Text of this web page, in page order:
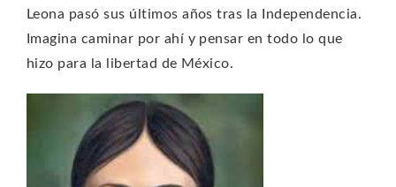
Leona pasó sus últimos años tras la Independencia.
Imagina caminar por ahí y pensar en todo lo que
hizo para la libertad de México.